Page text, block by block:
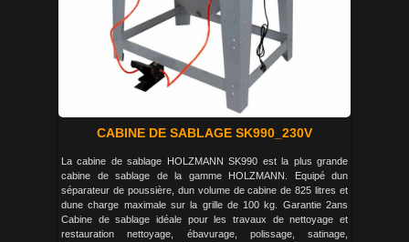
CABINE DE SABLAGE SK990_230V
La cabine de sablage HOLZMANN SK990 est la plus grande
cabine de sablage de la gamme HOLZMANN. Equipé dun
séparateur de poussière, dun volume de cabine de 825 litres et
dune charge maximale sur la grille de 100 kg. Garantie 2ans
Cabine de sablage idéale pour les travaux de nettoyage et
restauration nettoyage, ébavurage, polissage, satinage,